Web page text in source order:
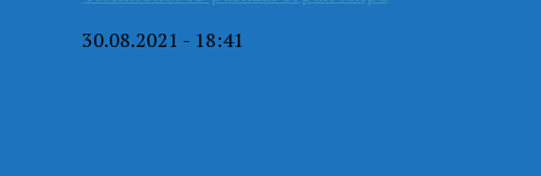
30.08.2021 - 18:41